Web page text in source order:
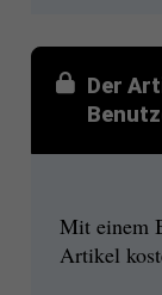
Der
Mit einem
Artikel